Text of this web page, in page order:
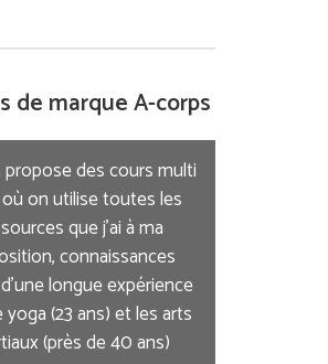
de marque A-corps
propose des cours multi
on utilise toutes les
que j’ai à ma
connaissances
longue expérience
yoga (23 ans) et les arts
(près de 40 ans)